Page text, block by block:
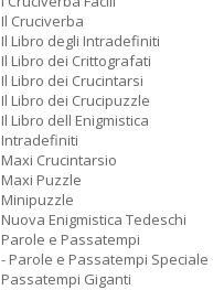
Il Cruciverba
Il Libro degli Intradefiniti
Il Libro dei Crittografati
Il Libro dei Crucintarsi
Il Libro dei Crucipuzzle
Il Libro dell Enigmistica
Intradefiniti
Maxi Crucintarsio
Maxi Puzzle
Minipuzzle
Nuova Enigmistica Tedeschi
Parole e Passatempi
- Parole e Passatempi Speciale
Passatempi Giganti